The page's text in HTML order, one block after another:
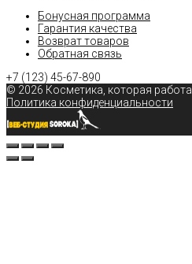
Бонусная программа
Гарантия качества
Возврат товаров
Обратная связь
+7 (123) 45-67-890
© 2026 Косметика, которая
Политика конфиденциальности